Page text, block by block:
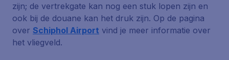
zijn; de vertrekgate kan nog een stuk lopen zijn en
ook bij de douane kan het druk zijn. Op de pagina
over Schiphol Airport vind je meer informatie over
het vliegveld.